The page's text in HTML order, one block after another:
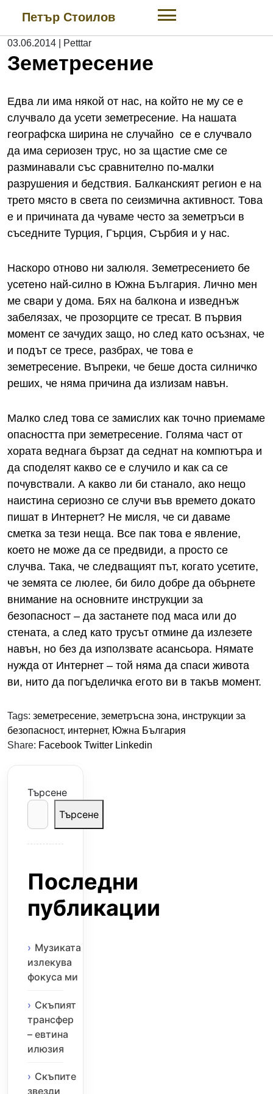
content
Петър Стоилов
03.06.2014 Petttar
Земетресение
Едва ли има някой от нас, на който не му се е
случвало да усети земетресение. На нашата
географска ширина не случайно се е случвало
да има сериозен трус, но за щастие сме се
разминавали със сравнително по-малки
разрушения и бедствия. Балканският регион е на
трето място в света по сеизмична активност. Това
е и причината да чуваме често за земетръси в
съседните Турция, Гърция, Сърбия и у нас.
Наскоро отново ни залюля. Земетресението бе
усетено най-силно в Южна България. Лично мен
ме свари у дома. Бях на балкона и изведнъж
забелязах, че прозорците се тресат. В първия
момент се зачудих защо, но след като осъзнах, че
и подът се тресе, разбрах, че това е
земетресение. Въпреки, че беше доста силничко
реших, че няма причина да излизам навън.
Малко след това се замислих как точно приемаме
опасността при земетресение. Голяма част от
хората веднага бързат да седнат на компютъра и
да споделят какво се е случило и как са се
почувствали. А какво ли би станало, ако нещо
наистина сериозно се случи във времето докато
пишат в Интернет? Не мисля, че си даваме
сметка за тези неща. Все пак това е явление,
което не може да се предвиди, а просто се
случва. Така, че следващият път, когато усетите,
че земята се люлее, би било добре да обърнете
внимание на основните инструкции за
безопасност – да застанете под маса или до
стената, а след като трусът отмине да излезете
навън, но без да използвате асансьора. Нямате
нужда от Интернет – той няма да спаси живота
ви, нито да погъделичка егото ви в такъв момент.
Tags: земетресение, земетръсна зона, инструкции за
безопасност, интернет, Южна България
Share: Facebook Twitter Linkedin
Търсене
Търсене
Последни
публикации
Музиката
излекува
фокуса ми
Скъпият
трансфер
– евтина
илюзия
Скъпите
звезди